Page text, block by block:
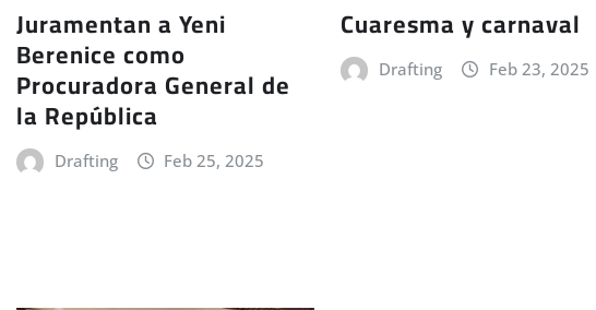
Juramentan a Yeni
Berenice como
Procuradora General de
la República
Drafting Feb 25, 2025
Cuaresma y carnaval
Drafting Feb 23, 2025